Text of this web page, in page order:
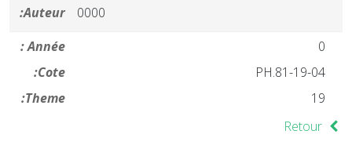
Auteur:
0000
Année :
0
Cote:
19-04-PH.81
Theme:
19
Retour